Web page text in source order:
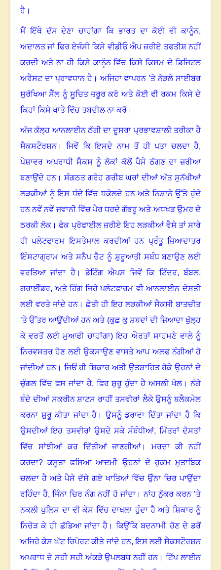
ਹੈ ।
ਮੈਂ ਇੱਥੇ ਦੱਸ ਦੇਣਾ ਚਾਹਾਂਗਾ ਕਿ ਭਾਰਤ ਦਾ ਕੋਈ ਵੀ ਕਾਨੂੰਨ,
ਅਦਾਲਤ ਜਾਂ ਫਿਰ ਏਜੰਸੀ ਕਿਸੇ ਵੀਡੀਓ ਐਪ ਜ਼ਰੀਏ ਤਫਤੀਸ਼ ਨਹੀਂ
ਕਰਦੀ ਅਤੇ ਨਾ ਹੀ ਕਿਸੇ ਕਾਨੂੰਨ ਵਿੱਚ ਕਿਸੇ ਕਿਸਮ ਦੇ ਡਿਜਿਟਲ
ਅਰੈਸਟ ਦਾ ਪ੍ਰਾਵਧਾਨ ਹੈ। ਅਜਿਹਾ ਵਾਪਰਨ ’ਤੇ ਨੇੜਲੇ ਸਾਈਬਰ
ਸੁਰੱਖਿਆ ਸੈੱਲ ਨੂੰ ਸੂਚਿਤ ਜ਼ਰੂਰ ਕਰੋ ਅਤੇ ਕੋਈ ਵੀ ਰਕਮ ਕਿਸੇ ਦੇ
ਕਿਹਾਂ ਕਿਸੇ ਖਾਤੇ ਵਿੱਚ ਤਬਦੀਲ ਨਾ ਕਰੋ ।
ਅੱਜ ਕੱਲ੍ਹ ਆਨਲਾਈਨ ਠੱਗੀ ਦਾ ਦੂਸਰਾ ਪ੍ਰਭਾਵਸ਼ਾਲੀ ਤਰੀਕਾ ਹੈ
ਸੈਕਸਟੌਰਸ਼ਨ।ਜਿਵੇਂ ਕਿ ਇਸਦੇ ਨਾਮ ਤੋਂ ਹੀ ਪਤਾ ਚਲਦਾ ਹੈ,
ਪੇਸ਼ਾਵਰ ਅਪਰਾਧੀ ਸੈਕਸ ਨੂੰ ਲੋਕਾਂ ਕੋਲੋਂ ਪੈਸੇ ਠੱਗਣ ਦਾ ਜ਼ਰੀਆ
ਬਣਾਉਂਦੇ ਹਨ। ਸੰਗਠਤ ਗਰੋਹ ਗਰੀਬ ਘਰਾਂ ਦੀਆਂ ਅੱਤ ਸੁਨੱਖੀਆਂ
ਲੜਕੀਆਂ ਨੂੰ ਇਸ ਧੰਦੇ ਵਿੱਚ ਧਕੇਲਦੇ ਹਨ ਅਤੇ ਨਿਸ਼ਾਨੇ ਉੱਤੇ ਹੁੰਦੇ
ਹਨ ਨਵੇਂ ਨਵੇਂ ਜਵਾਨੀ ਵਿੱਚ ਪੈਰ ਧਰਦੇ ਗੱਭਰੂ ਅਤੇ ਅਧਖੜ ਉਮਰ ਦੇ
ਠਰਕੀ ਲੋਕ।ਫੇਕ ਪ੍ਰੋਫਾਈਲ ਜ਼ਰੀਏ ਇਹ ਲੜਕੀਆਂ ਵੈਸੇ ਤਾਂ ਸਾਰੇ
ਹੀ ਪਲੇਟਫਾਰਮ ਇਸਤੇਮਾਲ ਕਰਦੀਆਂ ਹਨ ਪ੍ਰੰਤੂ ਜ਼ਿਆਦਾਤਰ
ਇੰਸਟਾਗ੍ਰਾਮ ਅਤੇ ਸਨੈਪ ਚੈਟ ਨੂੰ ਸ਼ੁਰੂਆਤੀ ਸਬੰਧ ਬਣਾਉਣ ਲਈ
ਵਰਤਿਆ ਜਾਂਦਾ ਹੈ।ਡੇਟਿੰਗ ਐਪਸ ਜਿਵੇਂ ਕਿ ਟਿੰਦਰ,ਬੰਬਲ,
ਗਰਾਈਂਡਰ, ਅਤੇ ਹਿੰਗ ਜਿਹੇ ਪਲੇਟਫਾਰਮ ਵੀ ਆਨਲਾਈਨ ਦੋਸਤੀ
ਲਈ ਵਰਤੇ ਜਾਂਦੇ ਹਨ।ਛੇਤੀ ਹੀ ਇਹ ਲੜਕੀਆਂ ਸੈਕਸੀ ਬਾਤਚੀਤ
’ਤੇ ਉੱਤਰ ਆਉਂਦੀਆਂ ਹਨ ਅਤੇ (ਕੁਛ ਕੁ ਸ਼ਬਦਾਂ ਦੀ ਜ਼ਿਆਦਾ ਖੁੱਲ੍ਹ
ਕੇ ਵਰਤੋਂ ਲਈ ਮੁਆਫੀ ਚਾਹਾਂਗਾ) ਇਹ ਔਰਤਾਂ ਸਾਹਮਣੇ ਵਾਲੇ ਨੂੰ
ਨਿਰਵਸਤਰ ਹੋਣ ਲਈ ਉਕਸਾਉਣ ਵਾਸਤੇ ਆਪ ਅਲਫ ਨੰਗੀਆਂ ਹੋ
ਜਾਂਦੀਆਂ ਹਨ। ਜਿਓਂ ਹੀ ਸ਼ਿਕਾਰ ਅਤੀ ਉਤਸ਼ਾਹਿਤ ਹੋਕੇ ਉਹਨਾਂ ਦੇ
ਚੁੰਗਲ ਵਿੱਚ ਫਸ ਜਾਂਦਾ ਹੈ, ਫਿਰ ਸ਼ੁਰੂ ਹੁੰਦਾ ਹੈ ਅਸਲੀ ਖੇਲ ।ਨੰਗੇ
ਬੰਦੇ ਦੀਆਂ ਸਕਰੀਨ ਸ਼ਾਟਸ ਰਾਹੀਂ ਤਸਵੀਰਾਂ ਲੈਕੇ ਉਸਨੂੰ ਬਲੈਕਮੇਲ
ਕਰਨਾ ਸ਼ੁਰੂ ਕੀਤਾ ਜਾਂਦਾ ਹੈ । ਉਸਨੂੰ ਡਰਾਵਾ ਦਿੱਤਾ ਜਾਂਦਾ ਹੈ ਕਿ
ਉਸਦੀਆਂ ਇਹ ਤਸਵੀਰਾਂ ਉਸਦੇ ਸਕੇ ਸੰਬੰਧੀਆਂ, ਮਿੱਤਰਾਂ ਦੋਸਤਾਂ
ਵਿੱਚ ਸਾਂਝੀਆਂ ਕਰ ਦਿੱਤੀਆਂ ਜਾਣਗੀਆਂ।ਮਰਦਾ ਕੀ ਨਹੀਂ
ਕਰਦਾ? ਕਸੂਤਾ ਫਸਿਆ ਆਦਮੀ ਉਹਨਾਂ ਦੇ ਹੁਕਮ ਮੁਤਾਬਿਕ
ਚਲਦਾ ਹੈ ਅਤੇ ਪੈਸੇ ਦੱਸੇ ਗਏ ਖਾਤਿਆਂ ਵਿੱਚ ਉੰਨਾ ਚਿਰ ਪਾਉਂਦਾ
ਰਹਿੰਦਾ ਹੈ, ਜਿੰਨਾ ਚਿਰ ਨੰਗ ਨਹੀਂ ਹੋ ਜਾਂਦਾ।ਨਾਂਹ ਨੁੱਕਰ ਕਰਨ ’ਤੇ
ਨਕਲੀ ਪੁਲਿਸ ਦਾ ਵੀ ਕੇਸ ਵਿੱਚ ਦਾਖਲਾ ਹੁੰਦਾ ਹੈ ਅਤੇ ਸ਼ਿਕਾਰ ਨੂੰ
ਨਿਚੋੜ ਕੇ ਹੀ ਛੱਡਿਆ ਜਾਂਦਾ ਹੈ ।ਕਿਉਂਕਿ ਬਦਨਾਮੀ ਹੋਣ ਦੇ ਡਰੋਂ
ਅਜਿਹੇ ਕੇਸ ਘੱਟ ਰਿਪੋਰਟ ਕੀਤੇ ਜਾਂਦੇ ਹਨ,ਇਸ ਲਈ ਸੈਕਸਟੌਰਸ਼ਨ
ਅਪਰਾਧ ਦੇ ਸਹੀ ਸਹੀ ਅੰਕੜੇ ਉਪਲਬਧ ਨਹੀਂ ਹਨ।ਟਿੱਪ ਲਾਈਨ